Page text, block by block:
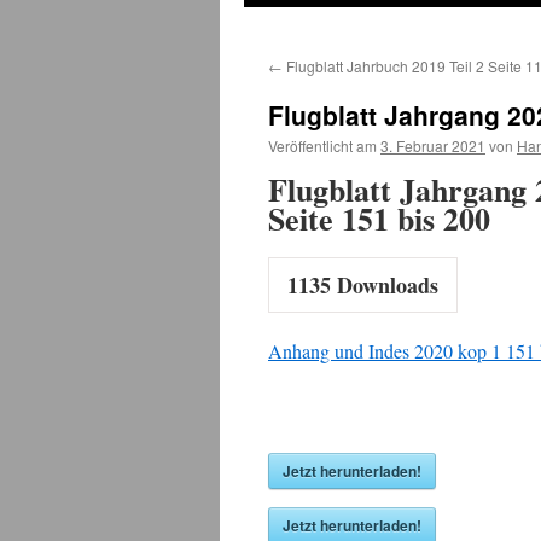
← Flugblatt Jahrbuch 2019 Teil 2 Seite
Flugblatt Jahrgang
Veröffentlicht am 3. Februar 2021 von
Flugblatt Jahrgang
Seite 151 bis 200
1135Downloads
Anhang und Indes 2020 kop 1 151
Jetzt herunterladen!
Jetzt herunterladen!